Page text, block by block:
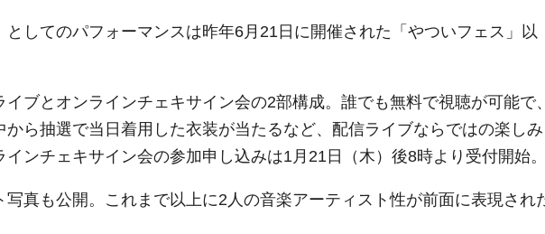
としてのパフォーマンスは昨年6月21日に開催された「やついフェス」以
イブとオンラインチェキサイン会の2部構成。誰でも無料で視聴が可能で
から抽選で当日着用した衣装が当たるなど、配信ライブならではの楽し
インチェキサイン会の参加申し込みは1月21日（木）後8時より受付開始
写真も公開。これまで以上に2人の音楽アーティスト性が前面に表現され